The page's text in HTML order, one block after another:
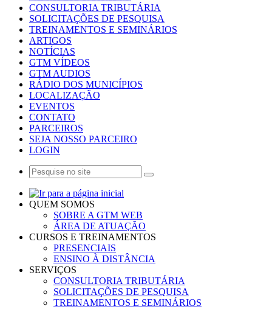
CONSULTORIA TRIBUTÁRIA
SOLICITAÇÕES DE PESQUISA
TREINAMENTOS E SEMINÁRIOS
ARTIGOS
NOTÍCIAS
GTM VÍDEOS
GTM AUDIOS
RÁDIO DOS MUNICÍPIOS
LOCALIZAÇÃO
EVENTOS
CONTATO
PARCEIROS
SEJA NOSSO PARCEIRO
LOGIN
QUEM SOMOS
SOBRE A GTM WEB
ÁREA DE ATUAÇÃO
CURSOS E TREINAMENTOS
PRESENCIAIS
ENSINO À DISTÂNCIA
SERVIÇOS
CONSULTORIA TRIBUTÁRIA
SOLICITAÇÕES DE PESQUISA
TREINAMENTOS E SEMINÁRIOS